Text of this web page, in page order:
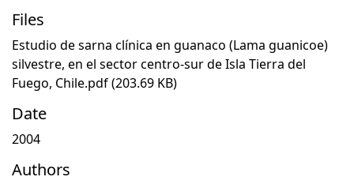
Files
Estudio de sarna clínica en guanaco (Lama guanicoe)
silvestre, en el sector centro-sur de Isla Tierra del
Fuego, Chile.pdf(203.69 KB)
Date
2004
Authors